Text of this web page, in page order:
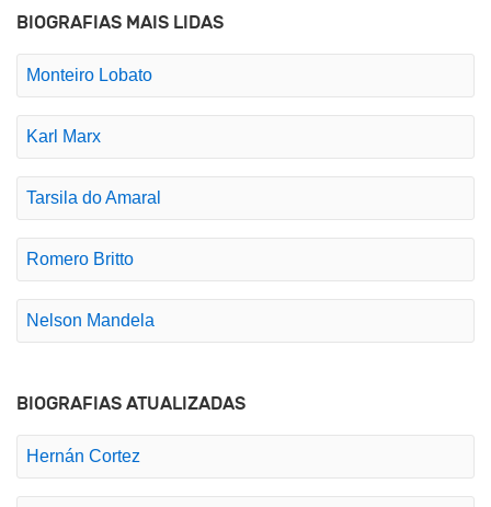
BIOGRAFIAS MAIS LIDAS
Monteiro Lobato
Karl Marx
Tarsila do Amaral
Romero Britto
Nelson Mandela
BIOGRAFIAS ATUALIZADAS
Hernán Cortez